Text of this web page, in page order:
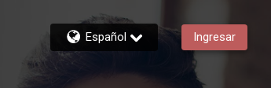
Español Ingresar